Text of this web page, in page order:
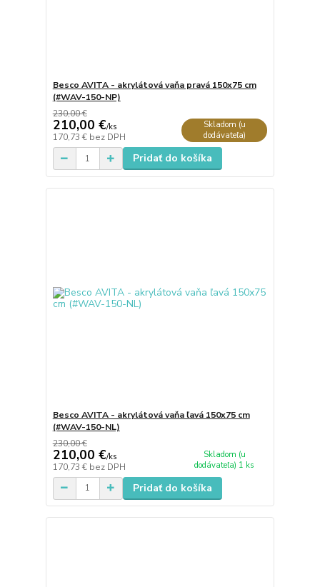
Besco AVITA - akrylátová vaňa pravá 150x75 cm
(#WAV-150-NP)
230,00 €
210,00 €/ks
170,73 € bez DPH
Skladom (u
dodávateľa)
Pridať do košíka
Besco AVITA - akrylátová vaňa ľavá 150x75 cm
(#WAV-150-NL)
230,00 €
210,00 €/ks
170,73 € bez DPH
Skladom (u
dodávateľa) 1 ks
Pridať do košíka